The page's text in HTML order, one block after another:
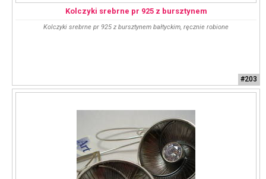
Kolczyki srebrne pr 925 z bursztynem
Kolczyki srebrne pr 925 z bursztynem bałtyckim, ręcznie robione
#203